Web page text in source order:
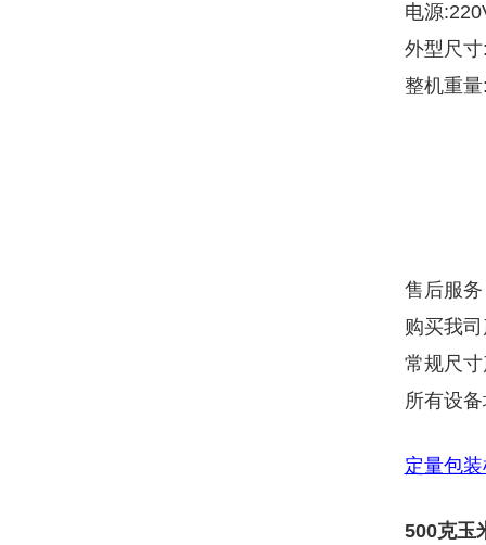
电源
外型尺
整机重
售后服
购买我
常规尺
所有设
定量包
500克玉